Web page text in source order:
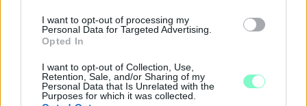
I want to opt-out of processing my
Personal Data for Targeted Advertising.
Opted In
I want to opt-out of Collection, Use,
Retention, Sale, and/or Sharing of my
Personal Data that Is Unrelated with the
Purposes for which it was collected.